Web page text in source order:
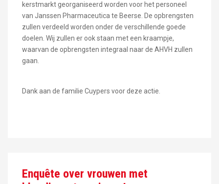
kerstmarkt georganiseerd worden voor het personeel
van Janssen Pharmaceutica te Beerse. De opbrengsten
zullen verdeeld worden onder de verschillende goede
doelen. Wij zullen er ook staan met een kraampje,
waarvan de opbrengsten integraal naar de AHVH zullen
gaan.
Dank aan de familie Cuypers voor deze actie.
Enquête over vrouwen met